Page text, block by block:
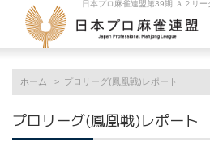
日本プロ麻雀連盟第39期 Ａ２リ
ホーム プロリーグ(鳳凰戦)レポート
プロリーグ(鳳凰戦)レポート